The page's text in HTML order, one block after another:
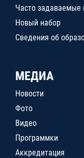
Часто задаваемые
Новый набор
Сведения об
МЕДИА
Новости
Фото
Видео
Программки
Аккредитация